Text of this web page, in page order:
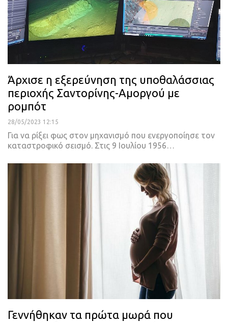
Άρχισε η εξερεύνηση της υποθαλάσσιας
περιοχής Σαντορίνης-Αμοργού με
ρομπότ
28/05/2023 12:15
Για να ρίξει φως στον μηχανισμό που ενεργοποίησε τον
καταστροφικό σεισμό. Στις 9 Ιουλίου 1956
Γεννήθηκαν τα πρώτα μωρά που